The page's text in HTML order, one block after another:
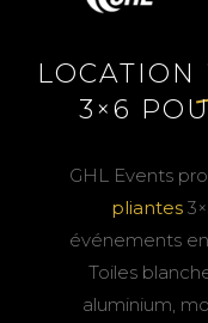
LOCATION
3×6
GHL Events
pliantes
événements
Toiles
aluminium,